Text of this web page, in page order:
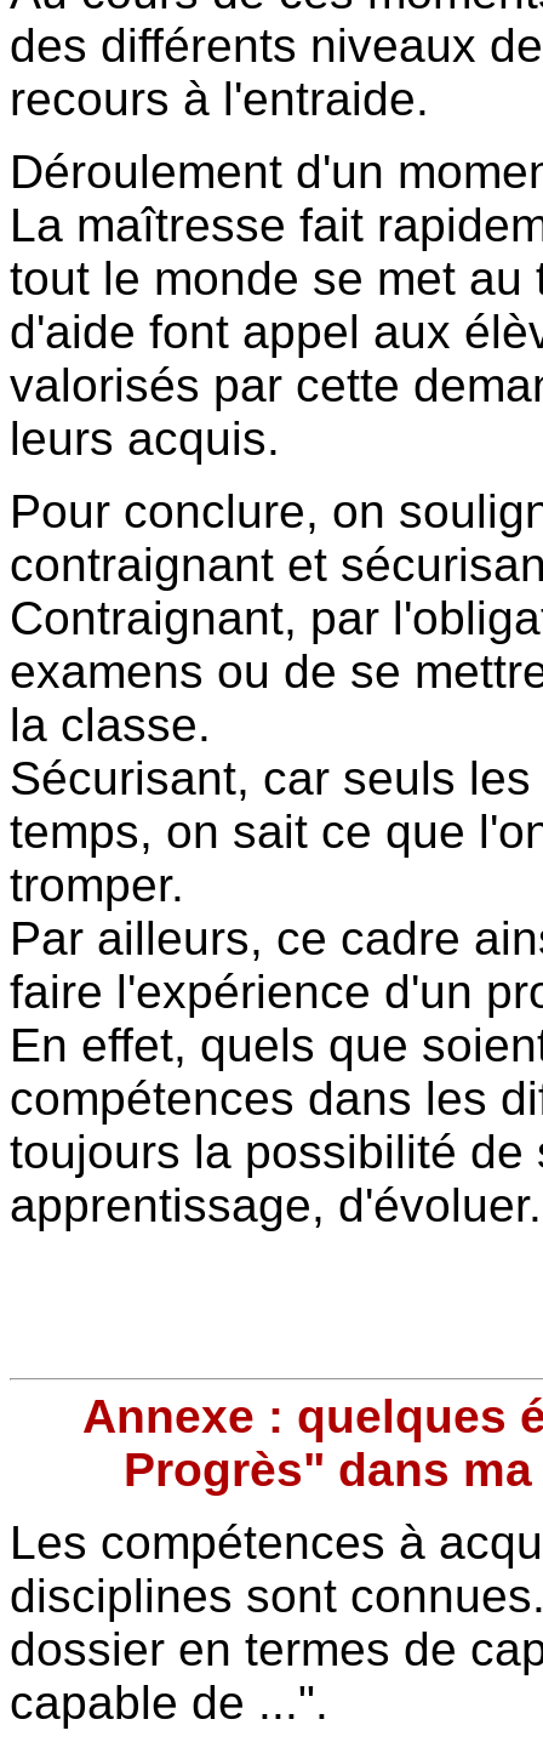
des différents niveaux
recours à l'entraide.
Déroulement d'un
La maîtresse fait
tout le monde se met
d'aide font appel aux
valorisés par cette
leurs acquis.
Pour conclure, on
contraignant et
Contraignant, par
examens ou de se
la classe.
Sécurisant, car seuls
temps, on sait ce que
tromper.
Par ailleurs, ce cadre
faire l'expérience d'un
En effet, quels que
compétences dans les
toujours la possibilité
apprentissage, d'évoluer.
Annexe : quelques
Progrès" dans
Les compétences à
disciplines sont
dossier en termes de
capable de ...".